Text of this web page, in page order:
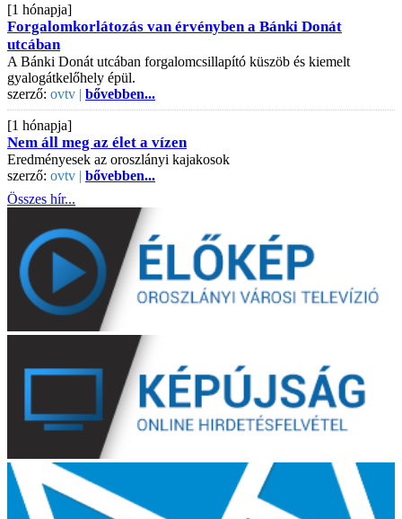
[1 hónapja]
Forgalomkorlátozás van érvényben a Bánki Donát
utcában
A Bánki Donát utcában forgalomcsillapító küszöb és kiemelt
gyalogátkelőhely épül.
szerző: ovtv | bővebben...
[1 hónapja]
Nem áll meg az élet a vízen
Eredményesek az oroszlányi kajakosok
szerző: ovtv | bővebben...
Összes hír...